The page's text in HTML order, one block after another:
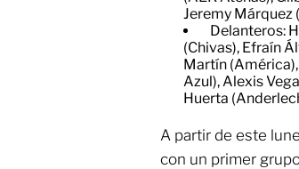
Jeremy Márquez
Delanteros:
(Chivas), Efraín
Martín
Azul), Alexis
Huerta
A partir de este
con un primer